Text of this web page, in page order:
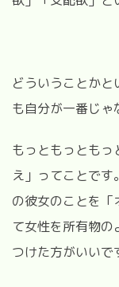
どういうことか
も自分が一番じゃ
もっともっとも
え」ってことで
の彼女のことを「
て女性を所有物
つけた方がいいで